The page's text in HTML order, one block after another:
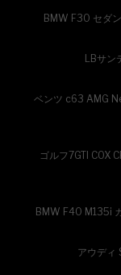
BMW F30 セダ
LBサン
ベンツ c63 AMG
ゴルフ7GTI COX
BMW F40 M135i
アウディ